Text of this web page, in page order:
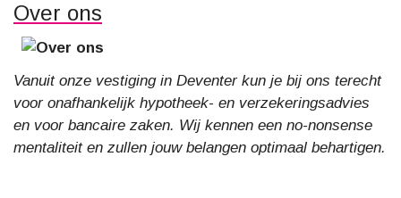
Over ons
Vanuit onze vestiging in Deventer kun je bij ons terecht
voor onafhankelijk hypotheek- en verzekeringsadvies
en voor bancaire zaken. Wij kennen een no-nonsense
mentaliteit en zullen jouw belangen optimaal behartigen.